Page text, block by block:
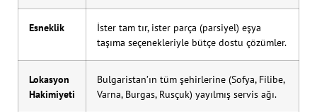
Esneklik
İster tam tır, ister parça (parsiyel) eşya
taşıma seçenekleriyle bütçe dostu çözümler.
Lokasyon
Hakimiyeti
Bulgaristan’ın tüm şehirlerine (Sofya, Filibe,
Varna, Burgas, Rusçuk) yayılmış servis ağı.